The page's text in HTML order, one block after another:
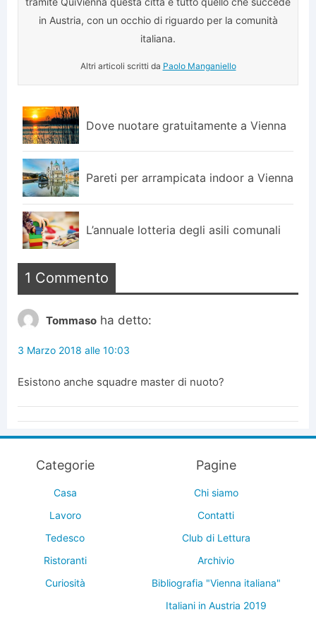
in Austria, con un occhio di riguardo per la comunità
italiana.
Altri articoli scritti da Paolo Manganiello
Dove nuotare gratuitamente a Vienna
Pareti per arrampicata indoor a Vienna
L’annuale lotteria degli asili comunali
1 Commento
Tommaso ha detto:
3 Marzo 2018 alle 10:03
Esistono anche squadre master di nuoto?
Categorie
Casa
Lavoro
Tedesco
Ristoranti
Curiosità
Pagine
Chi siamo
Contatti
Club di Lettura
Archivio
Bibliografia "Vienna italiana"
Italiani in Austria 2019